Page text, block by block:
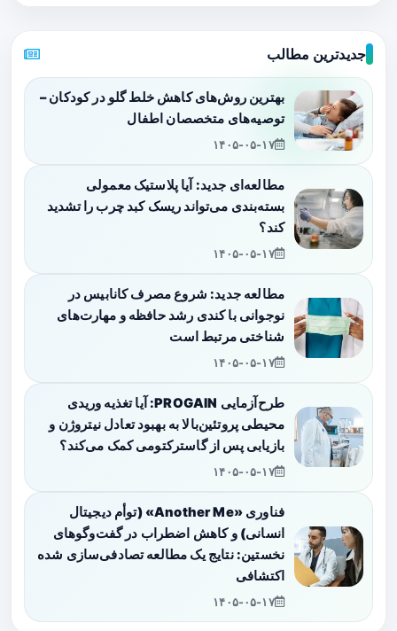
جدیدترین مطالب
بهترین روش‌های کاهش خلط گلو در کودکان –
توصیه‌های متخصصان اطفال
۱۴۰۵-۰۵-۱۷
مطالعه‌ای جدید: آیا پلاستیک معمولی
بسته‌بندی می‌تواند ریسک کبد چرب را تشدید
کند؟
۱۴۰۵-۰۵-۱۷
مطالعه جدید: شروع مصرف کانابیس در
نوجوانی با کندی رشد حافظه و مهارت‌های
شناختی مرتبط است
۱۴۰۵-۰۵-۱۷
طرح‌آزمایی PROGAIN: آیا تغذیه وریدی
محیطی پروتئین‌بالا به بهبود تعادل نیتروژن و
بازیابی پس از گاسترکتومی کمک می‌کند؟
۱۴۰۵-۰۵-۱۷
فناوری «Another Me» (توأم دیجیتال
انسانی) و کاهش اضطراب در گفت‌وگوهای
نخستین: نتایج یک مطالعه تصادفی‌سازی شده
اکتشافی
۱۴۰۵-۰۵-۱۷